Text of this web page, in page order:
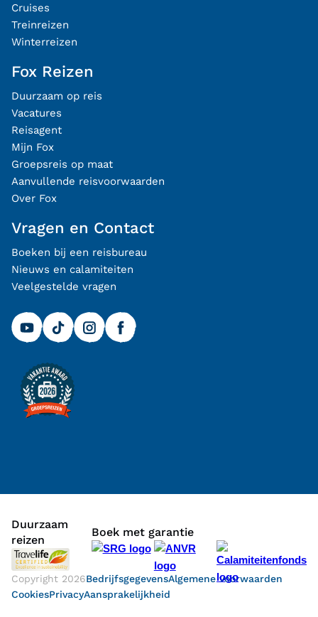
Cruises
Treinreizen
Winterreizen
Fox Reizen
Duurzaam op reis
Vacatures
Reisagent
Mijn Fox
Groepsreis op maat
Aanvullende reisvoorwaarden
Over Fox
Vragen en Contact
Boeken bij een reisbureau
Nieuws en calamiteiten
Veelgestelde vragen
Copyright 2026BedrijfsgegevensAlgemene voorwaarden
CookiesPrivacyAansprakelijkheid
Duurzaam
reizen
Boek met garantie